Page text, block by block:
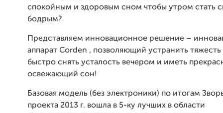
спокойным и здоровым сном чтобы утром стать
бодрым?
Представляем инновационное решение –
аппарат Corden , позволяющий устранить тяжесть
быстро снять усталость вечером и иметь
освежающий сон!
Базовая модель (без электроники) по итогам
проекта 2013 г. вошла в 5-ку лучших в области